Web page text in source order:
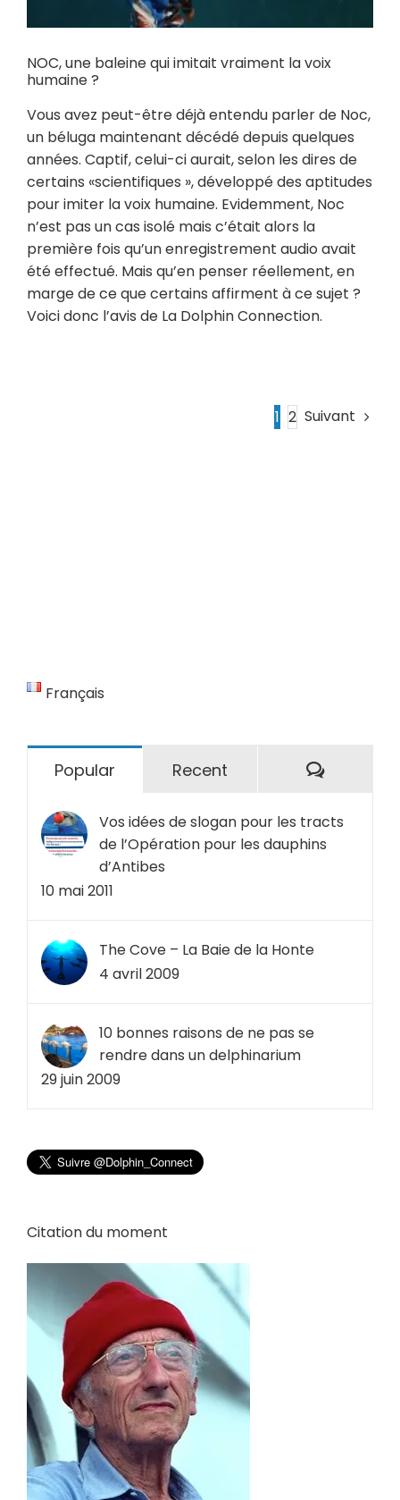
NOC, une baleine qui imitait vraiment la voix
humaine ?
Vous avez peut-être déjà entendu parler de Noc,
un béluga maintenant décédé depuis quelques
années. Captif, celui-ci aurait, selon les dires de
certains «scientifiques », développé des aptitudes
pour imiter la voix humaine. Evidemment, Noc
n’est pas un cas isolé mais c’était alors la
première fois qu’un enregistrement audio avait
été effectué. Mais qu’en penser réellement, en
marge de ce que certains affirment à ce sujet ?
Voici donc l’avis de La Dolphin Connection.
1 2 Suivant
Français
Popular Recent
Vos idées de slogan pour les tracts
de l’Opération pour les dauphins
d’Antibes
10 mai 2011
The Cove – La Baie de la Honte
4 avril 2009
10 bonnes raisons de ne pas se
rendre dans un delphinarium
29 juin 2009
Citation du moment